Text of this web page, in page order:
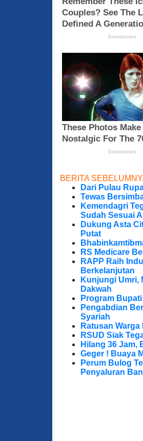
BERITA
Dari Pulau
Tewas
Kemendagri
Sudah Sesuai
Dukung Asta
Putat
RS Medicare
RAPP Raih
Berkelanjutan
Kunjungi Umri,
Dakwah
Program
Pengabdian
Syariah
Ratusan
RSUD Siak
Hilang 36 Jam,
Geger ! Buaya
Perum Bulog
Penyaluran